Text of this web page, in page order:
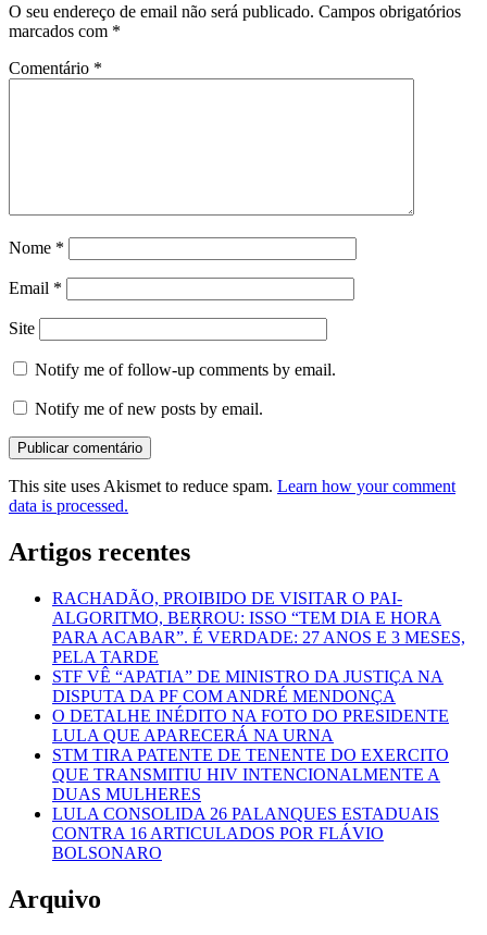
O seu endereço de email não será publicado. Campos obrigatórios
marcados com *
Comentário *
Nome *
Email *
Site
Notify me of follow-up comments by email.
Notify me of new posts by email.
This site uses Akismet to reduce spam. Learn how your comment
data is processed.
Artigos recentes
RACHADÃO, PROIBIDO DE VISITAR O PAI-
ALGORITMO, BERROU: ISSO “TEM DIA E HORA
PARA ACABAR”. É VERDADE: 27 ANOS E 3 MESES,
PELA TARDE
STF VÊ “APATIA” DE MINISTRO DA JUSTIÇA NA
DISPUTA DA PF COM ANDRÉ MENDONÇA
O DETALHE INÉDITO NA FOTO DO PRESIDENTE
LULA QUE APARECERÁ NA URNA
STM TIRA PATENTE DE TENENTE DO EXERCITO
QUE TRANSMITIU HIV INTENCIONALMENTE A
DUAS MULHERES
LULA CONSOLIDA 26 PALANQUES ESTADUAIS
CONTRA 16 ARTICULADOS POR FLÁVIO
BOLSONARO
Arquivo